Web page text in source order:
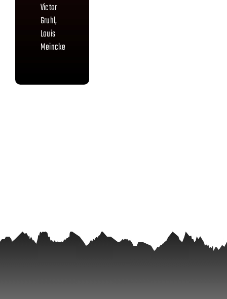
Victor
Gruhl,
Louis
Meincke